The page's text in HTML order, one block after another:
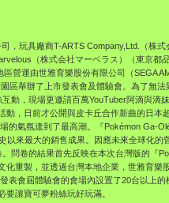
，玩具廠商T-ARTS Company,Ltd.（株
（株式会社マーベラス）（東京都
營運由世雅育樂股份有限公司（SEGA
區舉辦了上市發表會及體驗會。 為了無法
互動， 現場更邀請百萬YouTuber阿滴與滴
動， 日前才公開與皮卡丘合作新曲的日本
的氣氛達到了最高潮。『Pokémon Ga-
以來最大的銷售成果。 因應未來全球化的
問卷的結果首先反映在本次台灣版的『
化重製，並透過台灣本地企業， 世雅育樂
發表會屆體驗會的會場內設置了20台以上的
要讓寶可夢粉絲玩好玩滿。